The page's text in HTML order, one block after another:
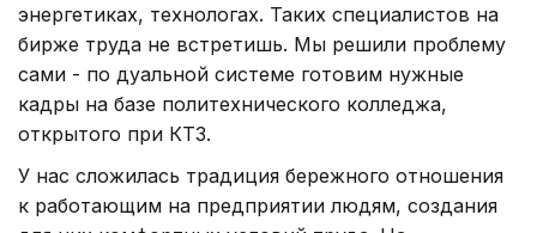
энергетиках, технологах. Таких специалистов на
бирже труда не встретишь. Мы решили проблему
сами - по дуальной системе готовим нужные
кадры на базе политехнического колледжа,
открытого при КТЗ.
У нас сложилась традиция бережного отношения
к работающим на предприятии людям, создания